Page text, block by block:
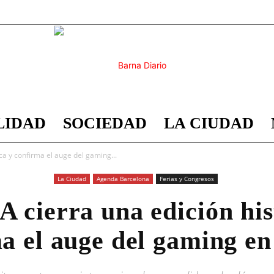
Barna
SOCIEDAD LA CIUDAD
y confirma el auge del gaming...
La Ciudad Agenda Barcelona Ferias y Congresos
cierra una edición
el auge del gaming